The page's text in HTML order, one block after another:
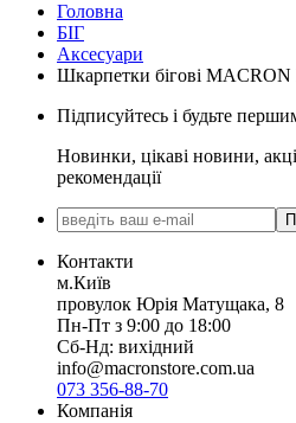
Головна
БІГ
Аксесуари
Шкарпетки бігові
Підписуйтесь і будьте
Новинки, цікаві новини,
рекомендації
Контакти
м.Київ
провулок Юрія Матущака, 8
Пн-Пт з 9:00 до 18:00
Сб-Нд: вихідний
info@macronstore.com.ua
073 356-88-70
Компанія